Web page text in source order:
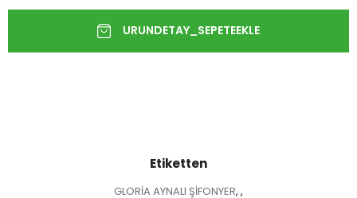
Etiketten
GLORİA AYNALI ŞİFONYER, ,